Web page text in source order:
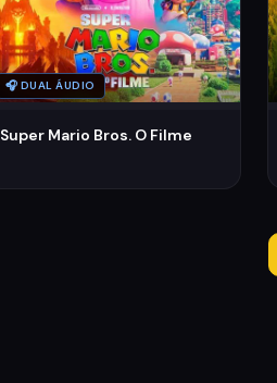
🎧 DUAL ÁUDIO
Super Mario Bros. O Filme